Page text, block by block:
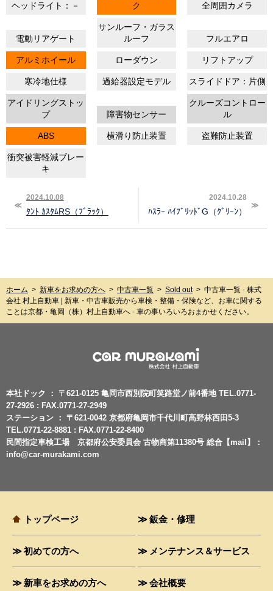
ヘッドライト：－
ク
全周囲カメラ
電動リアゲート
サンルーフ・ガラス
ルーフ
フルエアロ
アルミホイール ローダウン リフトアップ
寒冷地仕様 過給器設定モデル スライドドア：片側
アイドリングストッ
プ
障害物センサー
クルーズコントロー
ル
ABS 横滑り防止装置 盗難防止装置
衝突被害軽減ブレー
キ
2024.10.08
ﾀﾝﾄ ｶｽﾀﾑRS（ﾌﾞﾗｯｸ）
2024.10.28
ﾊｽﾗｰ ﾊｲﾌﾞﾘｯﾄﾞG（ｸﾞﾘｰﾝ）
ホーム > 新車をお求めの方へ > 中古車一覧 > Sold out> 中古車一覧 - 株式
会社 村上自動車 | 新車・中古車販売から車検・整備・保険など、お車に関する
ことは京都・亀岡（株）村上自動車へ - 車の事いろいろおまかせください。
本社ドック ： 〒621-0125 亀岡市西別院町笑路堂ノ前4番地 TEL.0771-
27-2926 : FAX.0771-27-2949
ステーション ： 〒621-0042 京都府亀岡市千代川町高野林西田5-3
TEL.0771-22-8881 : FAX.0771-22-8400
民間指定車検工場 京都府公安委員会 古物商第11380号 総合【mail】：
info@car-murakami.com
トップページ
初めての方へ
新車をお求めの方へ
鈑金・修理
メンテナンス＆サービス
会社概要